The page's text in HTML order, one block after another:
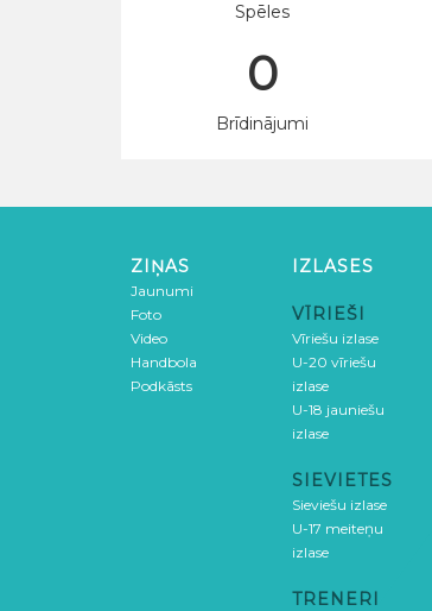
Spēles
0
Brīdinājumi
ZIŅAS
Jaunumi
Foto
Video
Handbola
Podkāsts
IZLASES
VĪRIEŠI
Vīriešu izlase
U-20 vīriešu
izlase
U-18 jauniešu
izlase
SIEVIETES
Sieviešu izlase
U-17 meiteņu
izlase
TRENERI